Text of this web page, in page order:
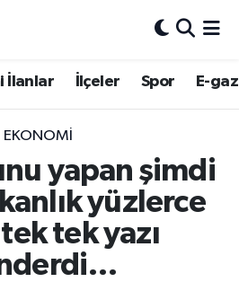
İlanlar İlçeler Spor E-
EKONOMI
yapan şimdi
yüzlerce
tek yazı
ve Fikstür